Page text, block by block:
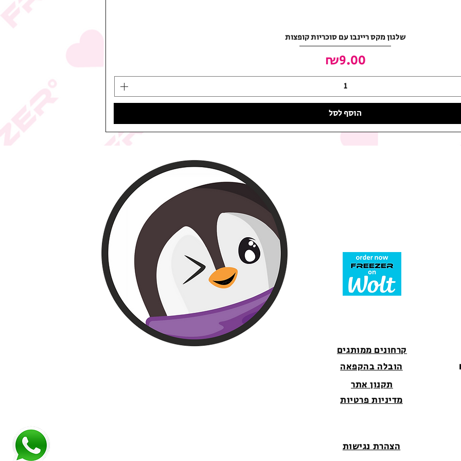
שלגון מקס ריינבו עם סוכריות קופצות
מחיר
₪9.00
הוסף לסל
קרחונים ממותגים
הובלה בהקפאה
תקנון אתר
מדיניות פרטיות
הצהרת נגישות